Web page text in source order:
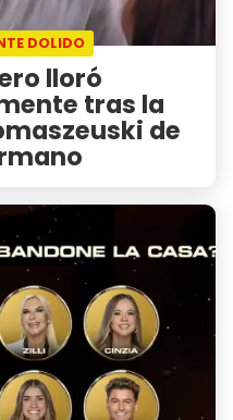
DOLIDO
lloró
tras la
de